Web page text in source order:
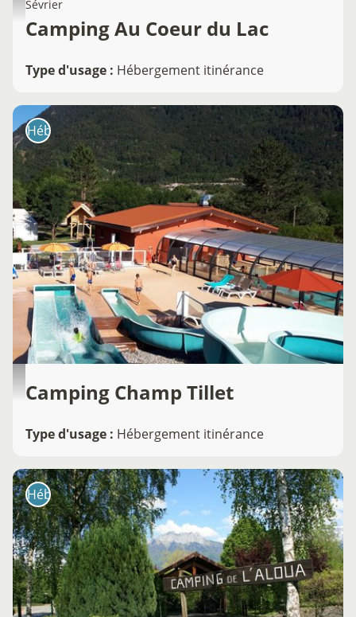
Sévrier
Camping Au Coeur du Lac
Type d'usage : Hébergement itinérance
Hébergement
Camping Champ Tillet
Type d'usage : Hébergement itinérance
Hébergement